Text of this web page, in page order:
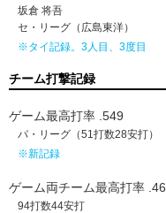
坂倉 将吾
セ・リーグ（広島東洋）
※タイ記録。3人目、3度目
チーム打撃記録
ゲーム最高打率 .549
パ・リーグ（51打数28安打）
※新記録
ゲーム両チーム最高打率
94打数44安打